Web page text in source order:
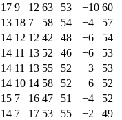
17 9 12 63 53 +10 60
13 18 7 58 54 +4
57
14 12 12 42 48 −6
54
14 11 13 52 46 +6
53
14 11 13 55 52 +3
53
14 10 14 58 52 +6
52
15 7 16 47 51 −4
52
14 7 17 53 55 −2
49